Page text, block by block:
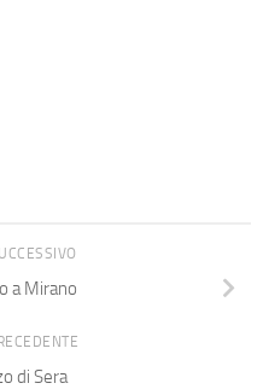
a Mirano
di Sera